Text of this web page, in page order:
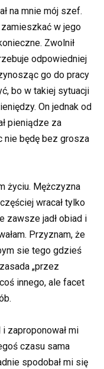
na mnie mój szef.
zamieszkać w jego
Zwolnił
odpowiedniej
go do pracy
bo w takiej sytuacji
On jednak od
pieniądze za
nie będę bez grosza
życiu. Mężczyzna
wracał tylko
zawsze jadł obiad i
Przyznam, że
sie tego gdzieś
„przez
innego, ale facet
zaproponował mi
czasu sama
spodobał mi się